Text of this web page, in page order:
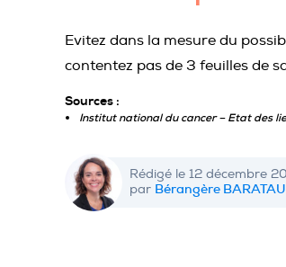
Evitez dans la mesure du
contentez pas de 3 feuilles de
Sources :
Institut national du cancer – Etat des
Rédigé le 12 décembre
par Bérangère